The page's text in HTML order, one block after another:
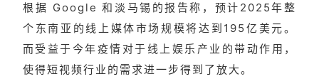
根据 Google 和淡马锡的报告称，预计2025年整
个东南亚的线上媒体市场规模将达到195亿美元。
而受益于今年疫情对于线上娱乐产业的带动作用，
使得短视频行业的需求进一步得到了放大。